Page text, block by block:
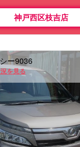
神戸西区枝吉店
ー9036
を見る